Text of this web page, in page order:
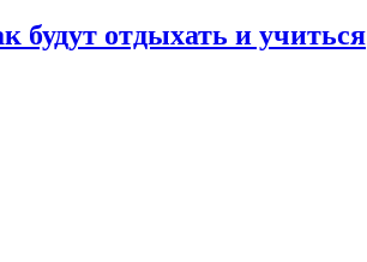
будут отдыхать и учиться